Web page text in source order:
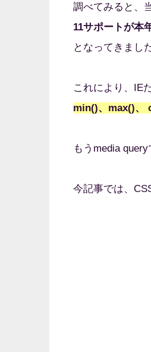
調べてみると、
11サポートが本
となってきまし
これにより、IE
min()、max()、
もうmedia
今記事では、